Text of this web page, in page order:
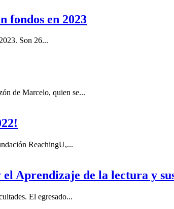
fondos en 2023
Son 26...
de Marcelo, quien se...
ReachingU,...
Aprendizaje de la lectura y
El egresado...